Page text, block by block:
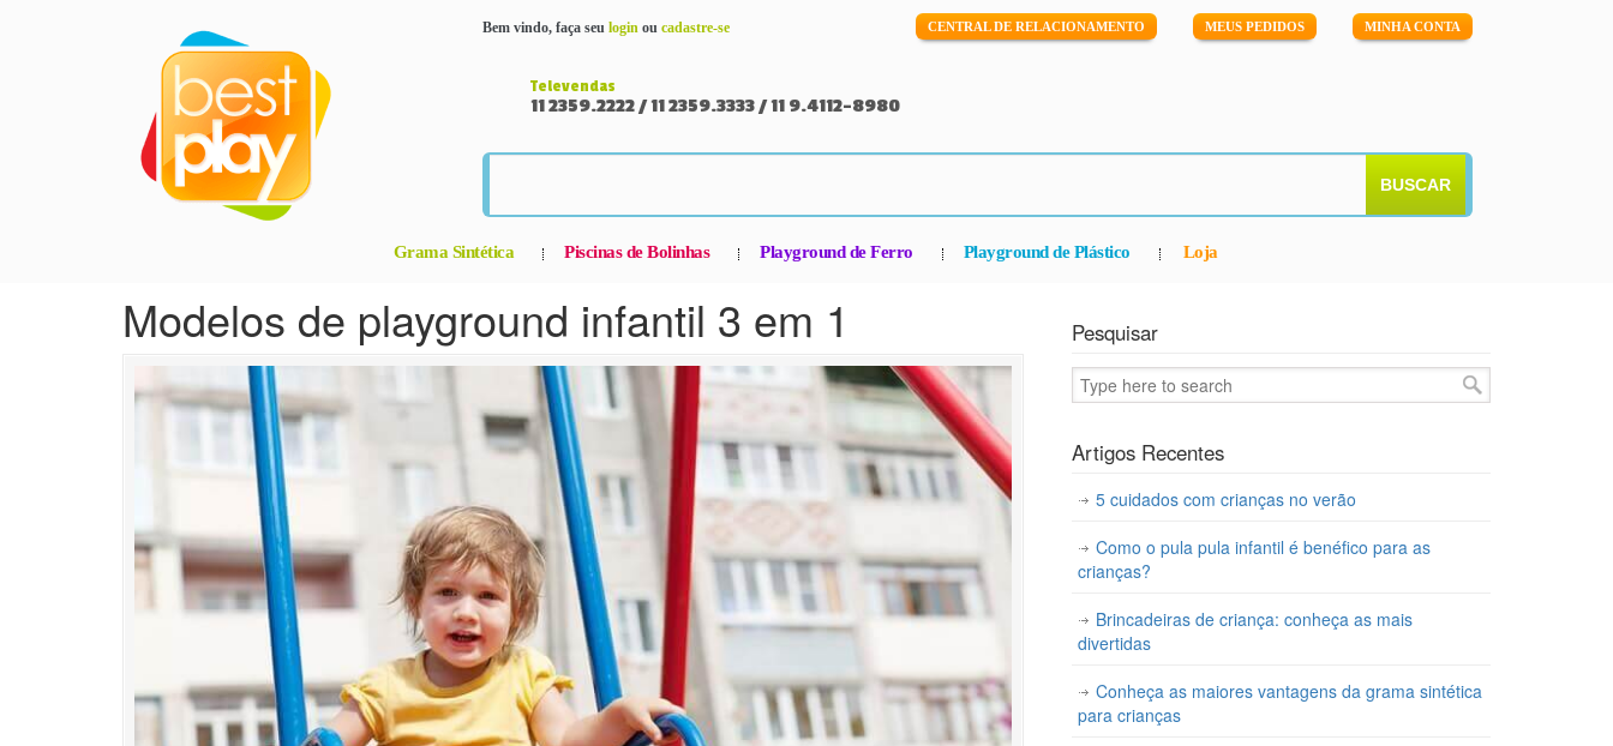
Bem vindo, faça seu login ou cadastre-se MINHA CONTA
MEUS PEDIDOS
CENTRAL DE RELACIONAMENTO
Televendas
11 2359.2222 / 11 2359.3333 / 11 9.4112-8980
BUSCAR
Grama Sintética Piscinas de Bolinhas Playground de Ferro Playground de Plástico Loja
Modelos de playground infantil 3 em 1 Pesquisar
Artigos Recentes
5 cuidados com crianças no verão
Como o pula pula infantil é benéfico para as
crianças?
Brincadeiras de criança: conheça as mais
divertidas
Conheça as maiores vantagens da grama sintética
para crianças